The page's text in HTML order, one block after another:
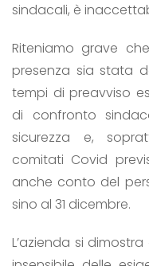
sindacali, è
Riteniamo grave
presenza sia stata
tempi di preavviso
di confronto
sicurezza e,
comitati Covid
anche conto del
sino al 31 dicembre.
L’azienda si